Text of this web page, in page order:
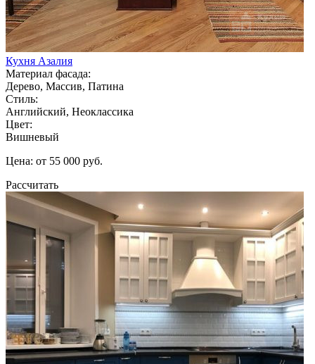
Кухня Азалия
Материал фасада:
Дерево, Массив, Патина
Стиль:
Английский, Неоклассика
Цвет:
Вишневый
Цена: от 55 000 руб.
Рассчитать